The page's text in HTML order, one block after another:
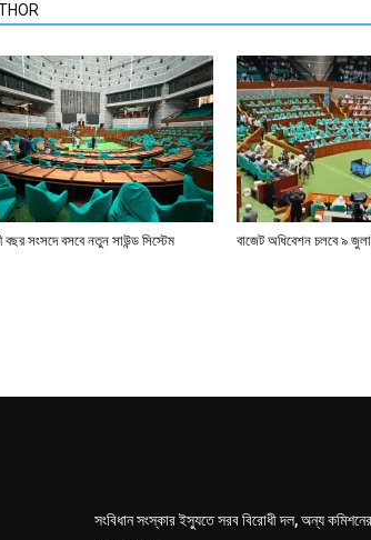
বছর সংসদে বসবে নতুন সাউন্ড সিস্টেম বাজেট অধিবেশন চলবে ৯
সংবিধান সংস্কার ইস্যুতে সরব বিরোধী দল, অন্য